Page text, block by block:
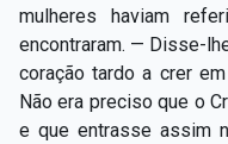
mulheres haviam
encontraram. — Disse-
coração tardo a crer
Não era preciso que o
e que entrasse assim